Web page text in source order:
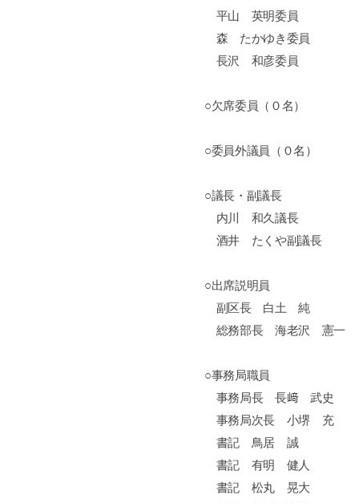
平山 英明委員
森 たかゆき委員
長沢 和彦委員
○欠席委員（０名）
○委員外議員（０名）
○議長・副議長
内川 和久議長
酒井 たくや副議長
○出席説明員
副区長 白土 純
総務部長 海老沢 憲一
○事務局職員
事務局長 長﨑 武史
事務局次長 小堺 充
書記 鳥居 誠
書記 有明 健人
書記 松丸 晃大